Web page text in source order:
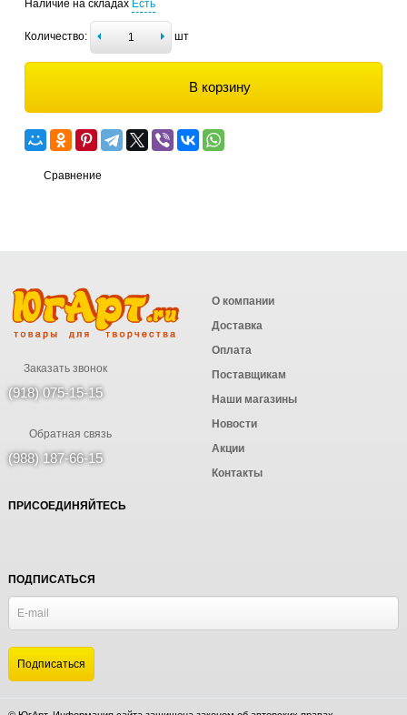
Наличие на складах Есть
Количество: шт
В корзину
Сравнение
Заказать звонок
(918) 075-15-15
Обратная связь
(988) 187-66-15
О компании
Доставка
Оплата
Поставщикам
Наши магазины
Новости
Акции
Контакты
ПРИСОЕДИНЯЙТЕСЬ
ПОДПИСАТЬСЯ